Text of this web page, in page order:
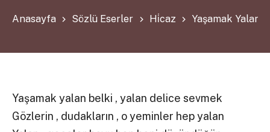
Anasayfa Sözlü Eserler Hi̇caz Yaşamak Yalan
Yaşamak yalan belki , yalan delice sevmek
Gözlerin , dudakların , o yeminler hep yalan